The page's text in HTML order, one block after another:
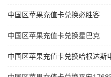
中国区苹果充值卡兑换必胜客
中国区苹果充值卡兑换星巴克
中国区苹果充值卡兑换哈根达斯